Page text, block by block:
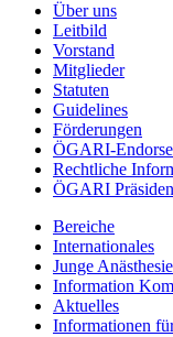
Über uns
Leitbild
Vorstand
Mitglieder
Statuten
Guidelines
Förderungen
ÖGARI-
Rechtliche
ÖGARI
Bereiche
Internationales
Junge Anästhesie
Information
Aktuelles
Informationen